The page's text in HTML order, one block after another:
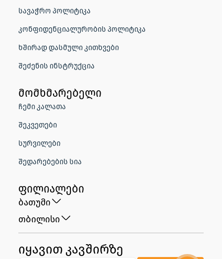
სავაჭრო პოლიტიკა
კონფიდენციალურობის პოლიტიკა
ხშირად დასმული კითხვები
შეძენის ინსტრუქცია
მომხმარებელი
ჩემი კალათა
შეკვეთები
სურვილები
შედარებების სია
ფილიალები
ბათუმი
თბილისი
იყავით კავშირზე